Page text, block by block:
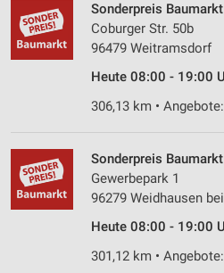
Sonderpreis
Coburger Str. 50b
96479 Weitramsdorf
Heute 08:00 - 19:00
306,13 km •
Sonderpreis
Gewerbepark 1
96279 Weidhausen
Heute 08:00 - 19:00
301,12 km •
Verwendung von Profilen zur
personalisierter Werbung
Erstellung von Profilen zur
Messung der Werbeleistung
Messung der Performance von
Analyse von Zielgruppen durch
Kombinationen von Daten aus